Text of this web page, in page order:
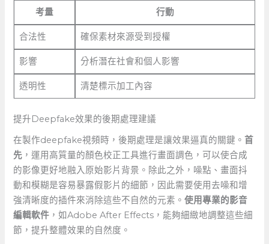
考量 行動
合法性 確保素材來源受到授權
影響 分析潛在社會和個人影響
透明性 清楚標示加工內容
提升Deepfake效果的後期處理建議
在製作deepfake視頻時，後期處理是讓效果逼真的關鍵。首
先 ，運用高質量的顏色校正工具進行畫面調色，可以使合成
的影像更好地融入原始影片背景。除此之外，噪點、畫面抖
動和模糊是容易暴露假影片的細節，因此需要使用去噪和增
強清晰度的插件來消除這些不自然的元素。使用專業的影音
編輯軟件 ，如Adobe After Effects，能夠細緻地調整這些細
節，提升整體效果的自然度。